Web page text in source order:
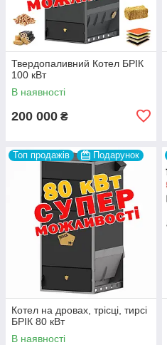
Твердопаливний Котел БРІК
100 кВт
В наявності
200 000 ₴
Топ продажів Подарунок
Котел на дровах, трісці, тирсі
БРІК 80 кВт
В наявності